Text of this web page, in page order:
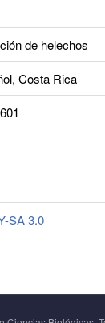
de helechos
Costa Rica
SA 3.0